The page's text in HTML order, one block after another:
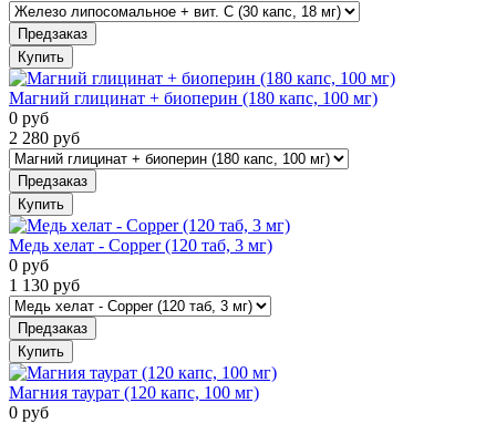
Предзаказ
Купить
Магний глицинат + биоперин (180 капс, 100 мг)
0 руб
2 280 руб
Предзаказ
Купить
Медь хелат - Copper (120 таб, 3 мг)
0 руб
1 130 руб
Предзаказ
Купить
Магния таурат (120 капс, 100 мг)
0 руб